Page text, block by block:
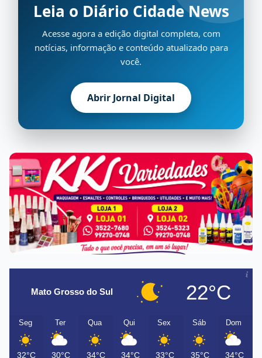
Leia o Diário Cidade News
Acesse agora a edição digital completa, com
notícias, informação e conteúdo atualizado para
você.
Abrir Jornal Digital
Mato Grosso do Sul 22°C
Seg
32°C
Ter
30°C
Qua
34°C
Qui
34°C
Sex
33°C
Sáb
35°C
Dom
34°C